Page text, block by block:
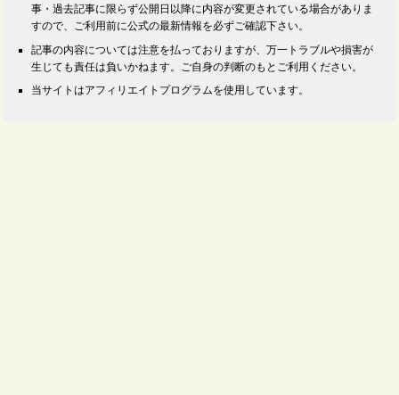
事・過去記事に限らず公開日以降に内容が変更されている場合がありま
すので、ご利用前に公式の最新情報を必ずご確認下さい。
記事の内容については注意を払っておりますが、万一トラブルや損害が
生じても責任は負いかねます。ご自身の判断のもとご利用ください。
当サイトはアフィリエイトプログラムを使用しています。